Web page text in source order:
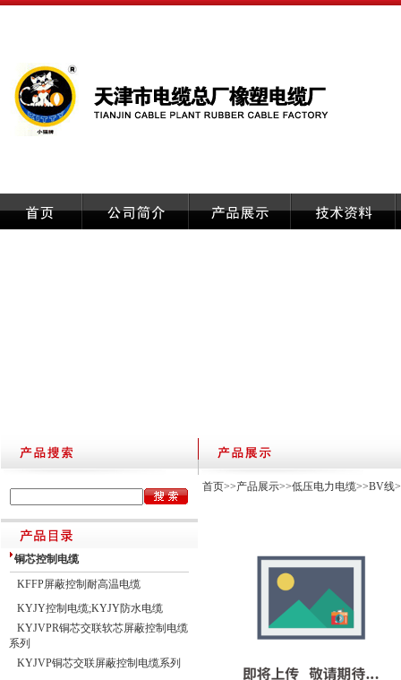
铜芯控制电缆
KFFP屏蔽控制耐高温电缆
KYJY控制电缆;KYJY防水电缆
KYJVPR铜芯交联软芯屏蔽控制电缆
系列
KYJVP铜芯交联屏蔽控制电缆系列
首页>>产品展示>>低压电力电缆>>BV线